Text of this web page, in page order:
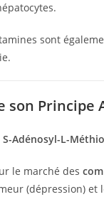
sont
son
S-Adénosyl-L-
le marché des
(dépression)